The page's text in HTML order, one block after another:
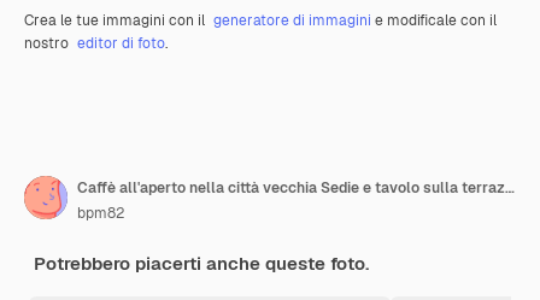
Crea le tue immagini con il generatore di immagini e modificale con il
nostro editor di foto.
Caffè all'aperto nella città vecchia Sedie e tavolo sulla terrazza vuota al caffè
bpm82
Potrebbero piacerti anche queste foto.